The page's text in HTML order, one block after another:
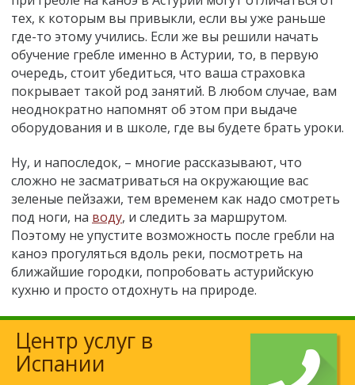
тех, к которым вы привыкли, если вы уже раньше
где-то этому учились. Если же вы решили начать
обучение гребле именно в Астурии, то, в первую
очередь, стоит убедиться, что ваша страховка
покрывает такой род занятий. В любом случае, вам
неоднократно напомнят об этом при выдаче
оборудования и в школе, где вы будете брать уроки.
Ну, и напоследок, – многие рассказывают, что
сложно не засматриваться на окружающие вас
зеленые пейзажи, тем временем как надо смотреть
под ноги, на воду, и следить за маршрутом.
Поэтому не упустите возможность после гребли на
каноэ прогуляться вдоль реки, посмотреть на
ближайшие городки, попробовать астурийскую
кухню и просто отдохнуть на природе.
Центр услуг в
Испании